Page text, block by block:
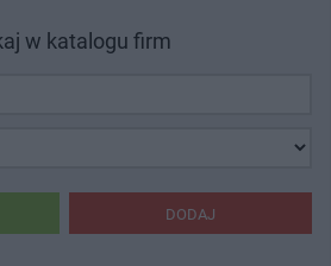
w katalogu firm
DODAJ